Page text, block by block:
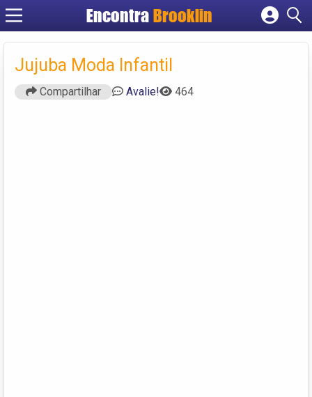
Encontra Brooklin
Cadastrar empresa
Criar conta
Jujuba Moda Infantil
Compartilhar Avalie! 464